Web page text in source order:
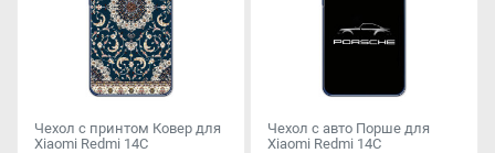
Чехол с принтом Ковер для
Xiaomi Redmi 14C
Чехол с авто Порше для
Xiaomi Redmi 14C